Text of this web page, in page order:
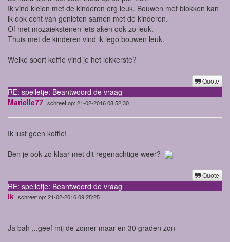
Ik vind kleien met de kinderen erg leuk. Bouwen met blokken kan
ik ook echt van genieten samen met de kinderen.
Of met mozaiekstenen iets aken ook zo leuk.
Thuis met de kinderen vind ik lego bouwen leuk.
Welke soort koffie vind je het lekkerste?
Quote
RE: spelletje: Beantwoord de vraag
Marielle77 schreef op: 21-02-2016 08:52:30
Ik lust geen koffie!
Ben je ook zo klaar met dit regenachtige weer?
Quote
RE: spelletje: Beantwoord de vraag
Ik schreef op: 21-02-2016 09:25:25
Ja bah ...geef mij de zomer maar en 30 graden zon